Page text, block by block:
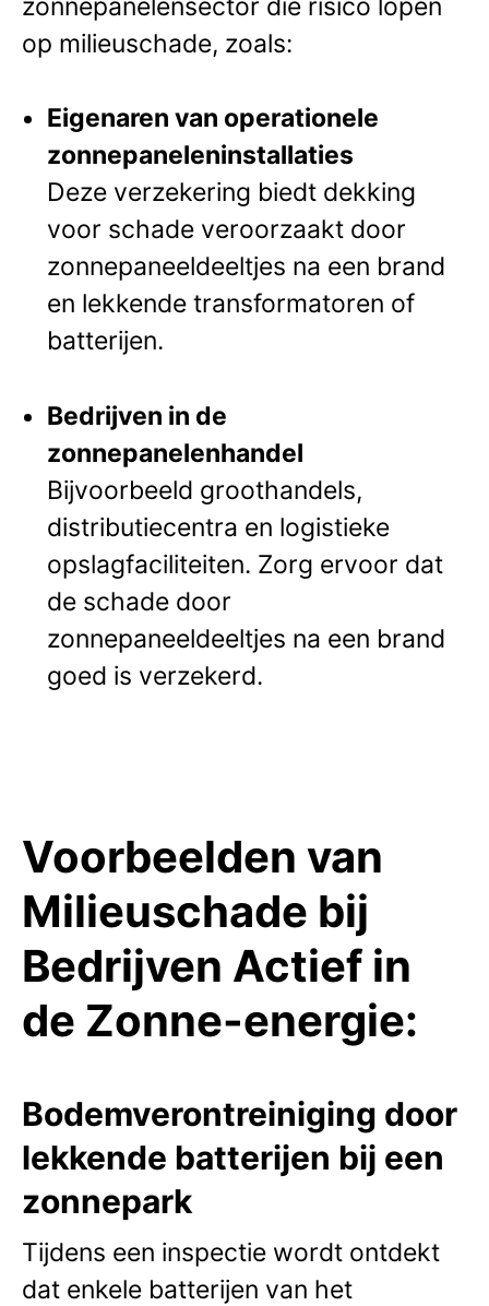
op milieuschade, zoals:
Eigenaren van operationele
zonnepaneleninstallaties
Deze verzekering biedt dekking
voor schade veroorzaakt door
zonnepaneeldeeltjes na een brand
en lekkende transformatoren of
batterijen.
Bedrijven in de
zonnepanelenhandel
Bijvoorbeeld groothandels,
distributiecentra en logistieke
opslagfaciliteiten. Zorg ervoor dat
de schade door
zonnepaneeldeeltjes na een brand
goed is verzekerd.
Voorbeelden van
Milieuschade bij
Bedrijven Actief in
de Zonne-energie:
Bodemverontreiniging door
lekkende batterijen bij een
zonnepark
Tijdens een inspectie wordt ontdekt
dat enkele batterijen van het